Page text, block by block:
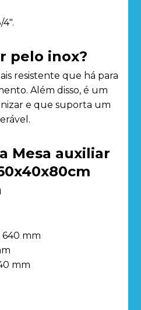
pelo inox?
resistente que há para
Além disso, é um
e que suporta um
Mesa auxiliar
mm
mm